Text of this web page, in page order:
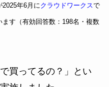
年6月にクラウドワークスで
す（有効回答数：198名・複数
買ってるの？」とい